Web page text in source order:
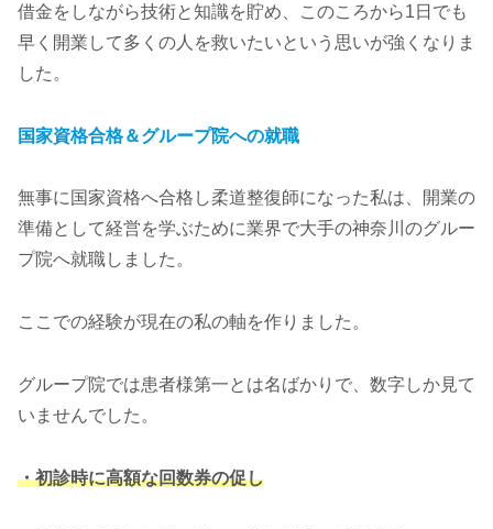
借金をしながら技術と知識を貯め、このころから1日でも
早く開業して多くの人を救いたいという思いが強くなりま
した。
国家資格合格＆グループ院への就職
無事に国家資格へ合格し柔道整復師になった私は、開業の
準備として経営を学ぶために業界で大手の神奈川のグルー
プ院へ就職しました。
ここでの経験が現在の私の軸を作りました。
グループ院では患者様第一とは名ばかりで、数字しか見て
いませんでした。
・初診時に高額な回数券の促し